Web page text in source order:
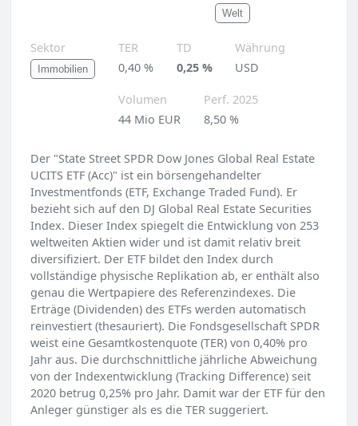
Welt
Sektor
Immobilien
TER
0,40 %
TD
0,25 %
Währung
USD
Volumen
44 Mio EUR
Perf. 2025
8,50 %
Der "State Street SPDR Dow Jones Global Real Estate
UCITS ETF (Acc)" ist ein börsengehandelter
Investmentfonds (ETF, Exchange Traded Fund). Er
bezieht sich auf den DJ Global Real Estate Securities
Index. Dieser Index spiegelt die Entwicklung von 253
weltweiten Aktien wider und ist damit relativ breit
diversifiziert. Der ETF bildet den Index durch
vollständige physische Replikation ab, er enthält also
genau die Wertpapiere des Referenzindexes. Die
Erträge (Dividenden) des ETFs werden automatisch
reinvestiert (thesauriert). Die Fondsgesellschaft SPDR
weist eine Gesamtkostenquote (TER) von 0,40% pro
Jahr aus. Die durchschnittliche jährliche Abweichung
von der Indexentwicklung (Tracking Difference) seit
2020 betrug 0,25% pro Jahr. Damit war der ETF für den
Anleger günstiger als es die TER suggeriert.